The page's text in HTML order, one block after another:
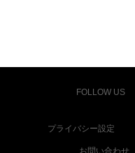
FOLLOW US
プライバシー設定
お問い合わせ